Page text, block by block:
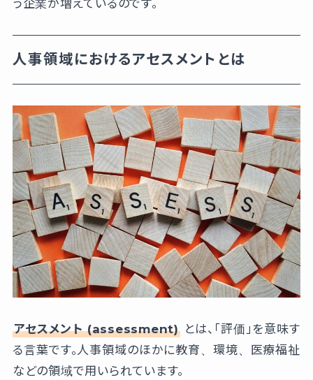
う企業が増えているのです。
人事領域におけるアセスメントとは
アセスメント (assessment)とは、「評価」を意味す
る言葉です。人事領域のほかに教育、環境、医療福祉
などの領域で用いられています。